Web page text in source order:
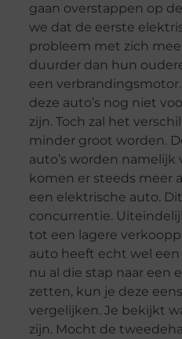
gaan overstappen op
we dat de eerste
probleem met zich
duurder dan hun
een
deze auto’s nog niet
zijn. Toch zal het
minder groot worden.
auto’s worden namelijk
komen er steeds meer
een elektrische auto.
concurrentie.
tot een lagere
auto heeft echt wel
nu al die stap naar een
zetten, kun je deze
vergelijken. Je bekijkt
zijn. Mocht de